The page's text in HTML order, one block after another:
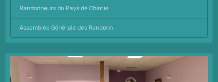
Randonneurs du Pays de Charlie
Assemblée Générale des Randonn